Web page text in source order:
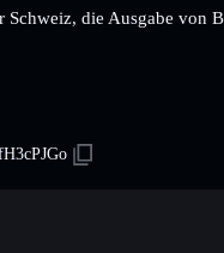
die Ausgabe von